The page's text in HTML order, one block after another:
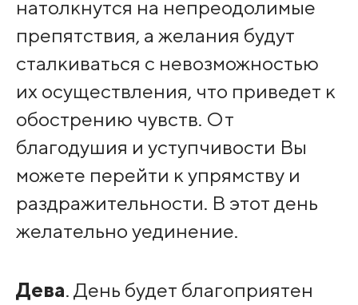
натолкнутся на непреодолимые
препятствия, а желания будут
сталкиваться с невозможностью
их осуществления, что приведет к
обострению чувств. От
благодушия и уступчивости Вы
можете перейти к упрямству и
раздражительности. В этот день
желательно уединение.
Дева. День будет благоприятен